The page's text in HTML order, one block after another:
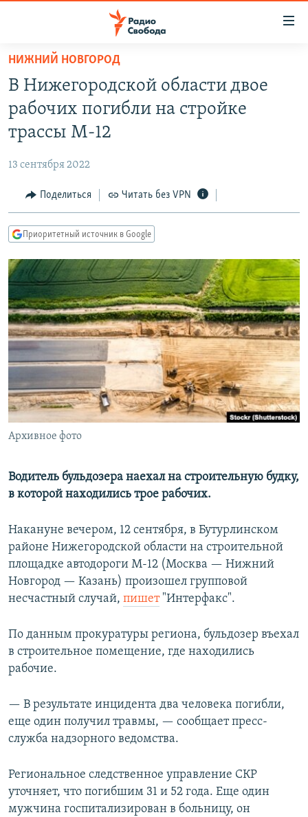
упрощенного
доступа
Вернуться
основному
Вернутся
Вернутся
поиску
ПОДКАСТЫ
АВТОРСКИЕ ПРОЕКТЫ
МНЕНИЯ
КУЛЬТУРА
КАВКАЗ.РЕАЛИИ
СЕВЕР.РЕАЛИИ
СИБИРЬ.РЕАЛИИ
РАСПИСАНИЕ ВЕЩАНИЯ
ПОДПИШИТЕСЬ НА РАССЫЛКУ
СОЦИАЛЬНЫЕ СЕТИ
Все сайты РСЕ/РС
НИЖНИЙ НОВГОРОД
В Нижегородской области двое
рабочих погибли на стройке
трассы М-12
13 сентября 2022
Поделиться Читать без VPN
Приоритетный источник в Google
Архивное фото
Водитель бульдозера наехал на строительную будку,
в которой находились трое рабочих.
Накануне вечером, 12 сентября, в Бутурлинском
районе Нижегородской области на строительной
площадке автодороги М-12 (Москва — Нижний
Новгород — Казань) произошел групповой
несчастный случай, пишет"Интерфакс".
По данным прокуратуры региона, бульдозер въехал
в строительное помещение, где находились
рабочие.
— В результате инцидента два человека погибли,
еще один получил травмы, — сообщает пресс-
служба надзорного ведомства.
Региональное следственное управление СКР
уточняет, что погибшим 31 и 52 года. Еще один
мужчина госпитализирован в больницу, он